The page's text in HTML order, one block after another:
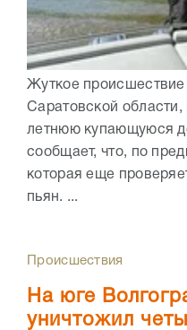
Жуткое происшествие
Саратовской области,
летнюю купающуюся
сообщает, что, по
которая еще
пьян. ...
Происшествия
На юге
уничтожил